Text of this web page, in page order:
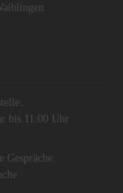
bis 11:00 Uhr